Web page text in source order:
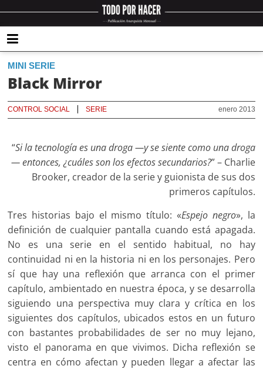
MINI SERIE
Black Mirror
enero 2013
CONTROL SOCIAL SERIE
“Si la tecnología es una droga —y se siente como una droga
— entonces, ¿cuáles son los efectos secundarios?” – Charlie
Brooker, creador de la serie y guionista de sus dos
primeros capítulos.
Tres historias bajo el mismo título: «Espejo negro», la
definición de cualquier pantalla cuando está apagada.
No es una serie en el sentido habitual, no hay
continuidad ni en la historia ni en los personajes. Pero
sí que hay una reflexión que arranca con el primer
capítulo, ambientado en nuestra época, y se desarrolla
siguiendo una perspectiva muy clara y crítica en los
siguientes dos capítulos, ubicados estos en un futuro
con bastantes probabilidades de ser no muy lejano,
visto el panorama en que vivimos. Dicha reflexión se
centra en cómo afectan y pueden llegar a afectar las